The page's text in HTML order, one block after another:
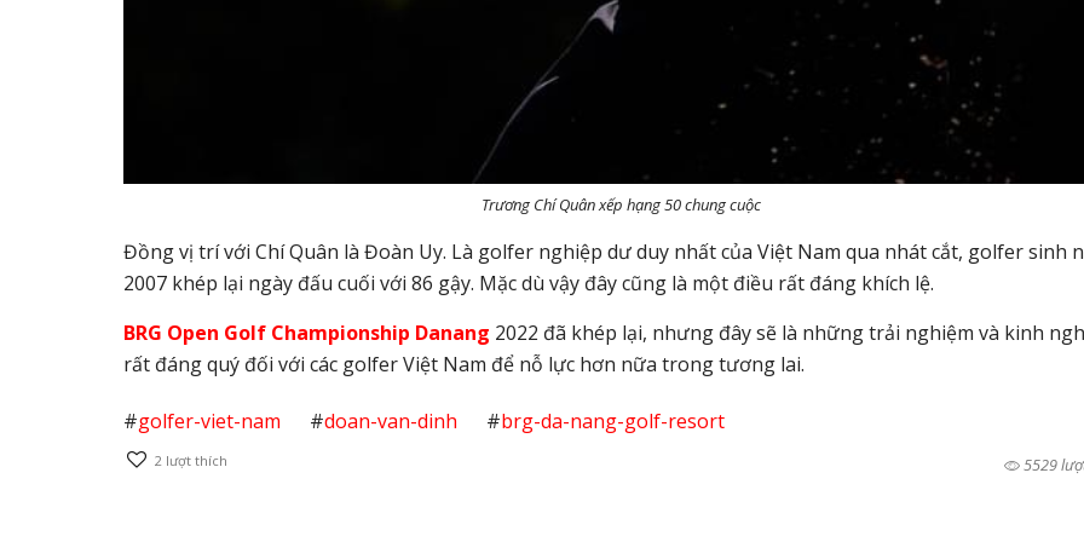
Trương Chí Quân xếp hạng 50 chung cuộc
Đồng vị trí với Chí Quân là Đoàn Uy. Là golfer nghiệp dư duy nhất của Việt Nam qua nhát cắt, golfer sinh
2007 khép lại ngày đấu cuối với 86 gậy. Mặc dù vậy đây cũng là một điều rất đáng khích lệ.
BRG Open Golf Championship Danang 2022 đã khép lại, nhưng đây sẽ là những trải nghiệm và kinh
rất đáng quý đối với các golfer Việt Nam để nỗ lực hơn nữa trong tương lai.
#golfer-viet-nam #doan-van-dinh #brg-da-nang-golf-resort
2 lượt thích 5529